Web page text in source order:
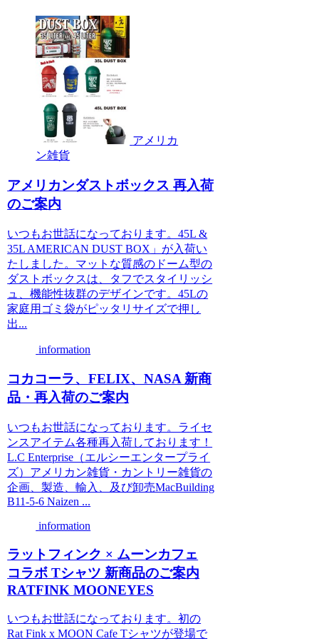
アメリカ
ン雑貨
アメリカンダストボックス 再入荷
のご案内
いつもお世話になっております。45L &
35L AMERICAN DUST BOX」が入荷い
たしました。マットな質感のドーム型の
ダストボックスは、タフでスタイリッシ
ュ、機能性抜群のデザインです。45Lの
家庭用ゴミ袋がピッタリサイズで押し
出...
information
コカコーラ、FELIX、NASA 新商
品・再入荷のご案内
いつもお世話になっております。ライセ
ンスアイテム各種再入荷しております！
L.C Enterprise（エルシーエンタープライ
ズ）アメリカン雑貨・カントリー雑貨の
企画、製造、輸入、及び卸売MacBuilding
B11-5-6 Naizen ...
information
ラットフィンク × ムーンカフェ
コラボ Tシャツ 新商品のご案内
RATFINK MOONEYES
いつもお世話になっております。初の
Rat Fink x MOON Cafe Tシャツが登場で